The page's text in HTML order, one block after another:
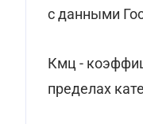
с данными
Кмц -
пределах